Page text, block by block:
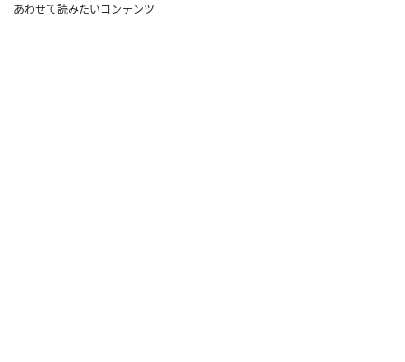
あわせて読みたいコンテンツ